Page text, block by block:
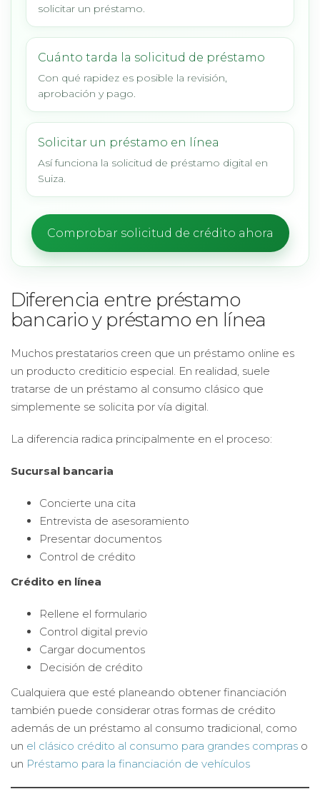
solicitar un préstamo.
Cuánto tarda la solicitud de préstamo
Con qué rapidez es posible la revisión,
aprobación y pago.
Solicitar un préstamo en línea
Así funciona la solicitud de préstamo digital en
Suiza.
Comprobar solicitud de crédito ahora
Diferencia entre préstamo
bancario y préstamo en línea
Muchos prestatarios creen que un préstamo online es
un producto crediticio especial. En realidad, suele
tratarse de un préstamo al consumo clásico que
simplemente se solicita por vía digital.
La diferencia radica principalmente en el proceso:
Sucursal bancaria
Concierte una cita
Entrevista de asesoramiento
Presentar documentos
Control de crédito
Crédito en línea
Rellene el formulario
Control digital previo
Cargar documentos
Decisión de crédito
Cualquiera que esté planeando obtener financiación
también puede considerar otras formas de crédito
además de un préstamo al consumo tradicional, como
un el clásico crédito al consumo para grandes compras o
un Préstamo para la financiación de vehículos